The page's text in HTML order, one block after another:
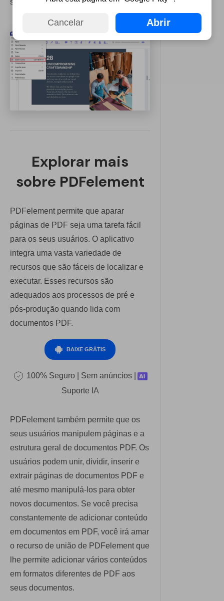
serão permanentes.
Explorar mais
sobre PDFelement
PDFelement permite que aparar
páginas de PDF seja uma tarefa fácil
para os seus usuários. O aplicativo
integra uma vasta variedade de
recursos que são fáceis de localizar e
executar. Esses recursos são
adequados aos processos de pré e
pós-produção quando lida com
documentos PDF.
BAIXE GRÁTIS
100% Seguro | Sem anúncios |
Suporte IA
PDFelement também permite que os
seus usuários manipulem páginas e a
estrutura geral de documentos PDF. Os
usuários podem unir, dividir, inserir e
extrair páginas de documentos PDF e
até mesmo manipulá-los para obter
novos documentos. Se você precisa
constantemente de adicionar conteúdo
em documentos em PDF, você irá amar
o recurso de união de PDFelement que
lhe permite adicionar vários conteúdos
em formatos diferentes de PDF aos
seus documentos.
Cancelar Abrir